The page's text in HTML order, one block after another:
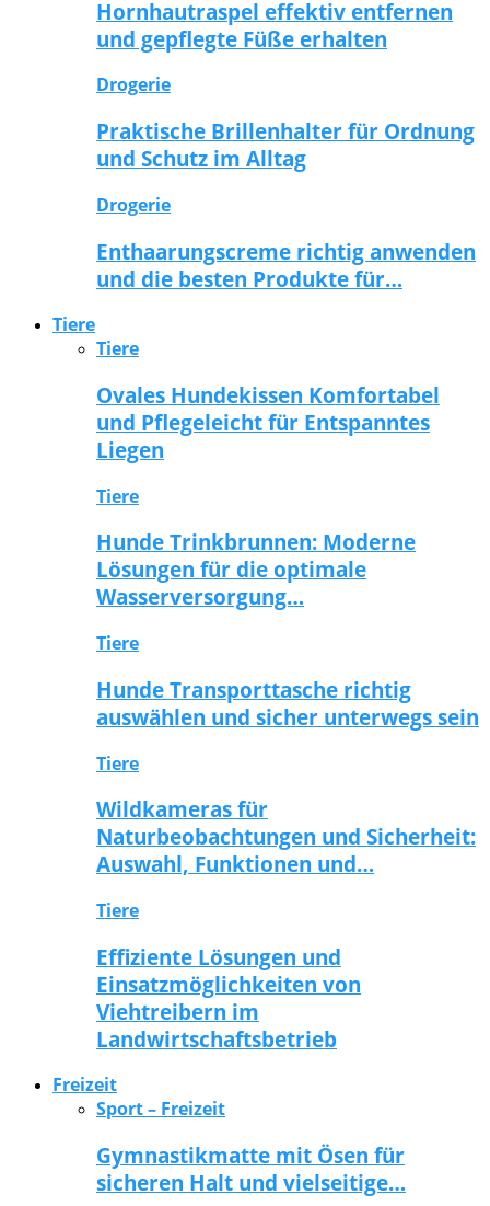
Hornhautraspel effektiv entfernen
und gepflegte Füße erhalten
Drogerie
Praktische Brillenhalter für Ordnung
und Schutz im Alltag
Drogerie
Enthaarungscreme richtig anwenden
und die besten Produkte für…
Tiere
Tiere
Ovales Hundekissen Komfortabel
und Pflegeleicht für Entspanntes
Liegen
Tiere
Hunde Trinkbrunnen: Moderne
Lösungen für die optimale
Wasserversorgung…
Tiere
Hunde Transporttasche richtig
auswählen und sicher unterwegs sein
Tiere
Wildkameras für
Naturbeobachtungen und Sicherheit:
Auswahl, Funktionen und…
Tiere
Effiziente Lösungen und
Einsatzmöglichkeiten von
Viehtreibern im
Landwirtschaftsbetrieb
Freizeit
Sport – Freizeit
Gymnastikmatte mit Ösen für
sicheren Halt und vielseitige…